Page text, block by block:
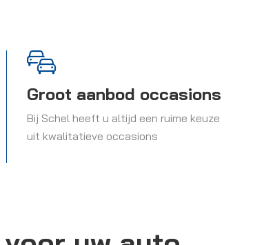
Groot aanbod occasions
Bij Schel heeft u altijd een ruime keuze
uit kwalitatieve occasions